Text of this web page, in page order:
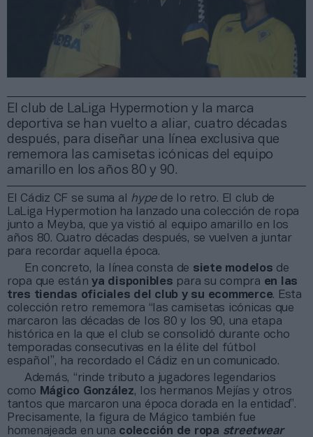
El club de LaLiga Hypermotion y la marca
deportiva se han vuelto a aliar, cuatro décadas
después, para diseñar una línea exclusiva que
rememora las camisetas icónicas del equipo
amarillo en los años 80 y 90.
El Cádiz CF se suma al hypede lo retro. El club de
LaLiga Hypermotion ha lanzado una colección de ropa
junto a Meyba, que ya vistió al equipo amarillo en los
años 80. Cuatro décadas después, se vuelven a juntar
para recordar aquella época.
En concreto, la línea consta de siete modelos de
ropa que estánya disponibles para su compra en las
tres tiendas oficiales del club y su ecommerce. Esta
colección retro rememora “las camisetas icónicas que
marcaron las décadas de los 80 y los 90, una etapa
histórica en la que el club se consolidó durante ocho
temporadas consecutivas en la élite del fútbol
español”, ha recordado el Cádiz en un comunicado.
Además, “rinde tributo a jugadores legendarios
como Mágico González, los hermanos Mejías y otros
tantos que marcaron una época dorada en la entidad”.
Precisamente, la figura de Mágico también fue
homenajeada en una colección de ropa streetwear